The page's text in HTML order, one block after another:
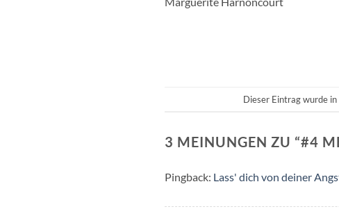
Dieser Eintrag wurde in
3 MEINUNGEN ZU “#4
Pingback: Lass' dich von deiner